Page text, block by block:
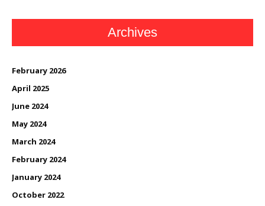
Archives
February 2026
April 2025
June 2024
May 2024
March 2024
February 2024
January 2024
October 2022